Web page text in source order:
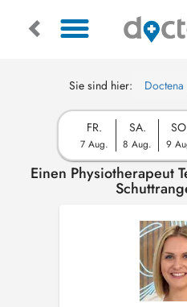
Sie sind hier: Doctena
FR.
7 Aug.
SA.
8 Aug. 9
Einen Physiotherapeut